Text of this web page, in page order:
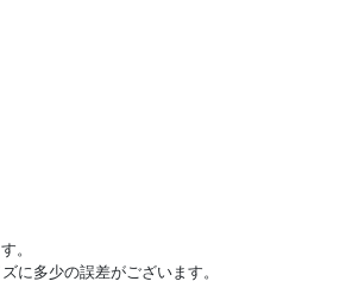
。
に多少の誤差がございます。